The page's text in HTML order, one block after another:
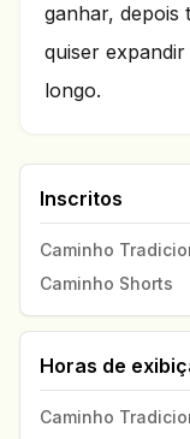
ganhar, depois
quiser
longo.
Inscritos
Caminho
Caminho Shorts
Horas de
Caminho